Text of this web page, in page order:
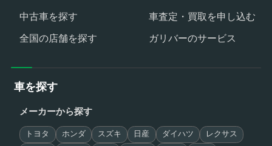
中古車を探す
車査定・買取を申し込む
全国の店舗を探す
ガリバーのサービス
車を探す
メーカーから探す
トヨタ ホンダ スズキ 日産 ダイハツ レクサス